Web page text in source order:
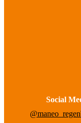
Social